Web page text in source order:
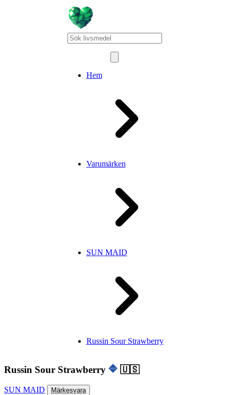
Hem
Varumärken
SUN MAID
Russin Sour Strawberry
Russin Sour Strawberry 🇺🇸
SUN MAID Märkesvara